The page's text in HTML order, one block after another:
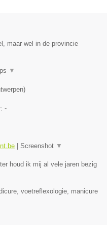
maar wel in de provincie
▼
)
-
Screenshot ▼
houd ik mij al vele jaren bezig
voetreflexologie, manicure